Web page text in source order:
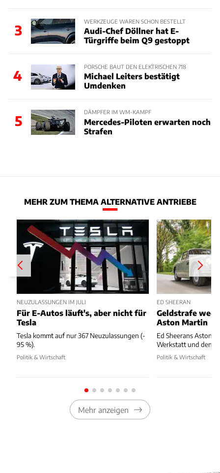
3
WERKZEUGE WAREN SCHON BESTELLT
Audi-Chef Döllner hat E-
Türgriffe beim Q9 gestoppt
4
PORSCHE BAUT DEN ELEKTRISCHEN 718
Michael Leiters bestätigt
Umdenken
5
DÄMPFER IM WM-KAMPF
Mercedes-Piloten erwarten noch
Strafen
MEHR ZUM THEMA ALTERNATIVE ANTRIEBE
NEUZULASSUNGEN IM JULI
Für E-Autos läuft's, aber nicht für
Tesla
Tesla kommt auf nur 367 Neuzulassungen (-
95 %).
Politik & Wirtschaft
ED SHEERAN
Geldstrafe
Aston Martin
Ed Sheerans Aston
Werkstatt und
Politik & Wirtschaft
Mehr anzeigen